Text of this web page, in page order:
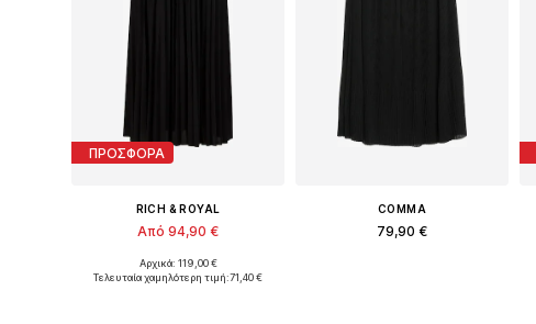
ΠΡΟΣΦΟΡΑ
RICH & ROYAL
Από 94,90 €
Αρχικά: 119,00 €
Τελευταία χαμηλότερη τιμή:71,40 €
COMMA
79,90 €